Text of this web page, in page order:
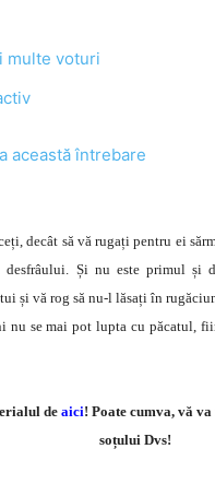
multe voturi
această întrebare
decât să vă rugați pentru ei
desfrâului. Și nu este primul și
și vă rog să nu-l lăsați în
nu se mai pot lupta cu păcatul,
de aici! Poate cumva, vă
soțului Dvs!